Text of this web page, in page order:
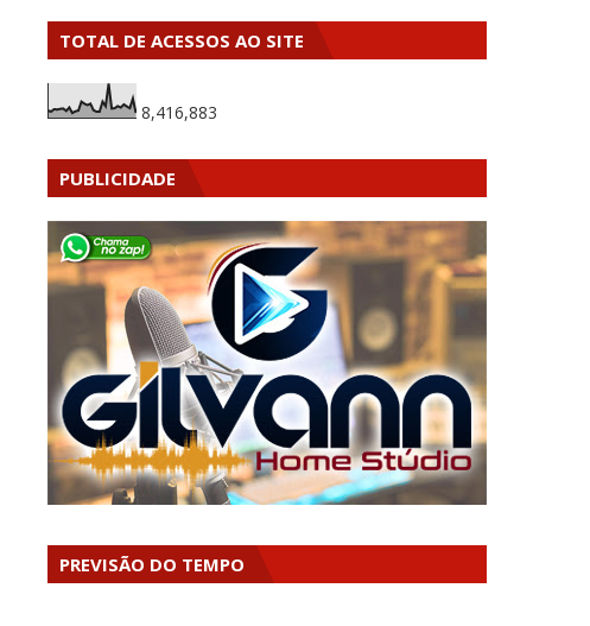
TOTAL DE ACESSOS AO SITE
8,416,883
PUBLICIDADE
PREVISÃO DO TEMPO